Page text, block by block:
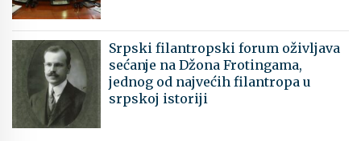
Srpski filantropski forum oživljava
sećanje na Džona Frotingama,
jednog od najvećih filantropa u
srpskoj istoriji